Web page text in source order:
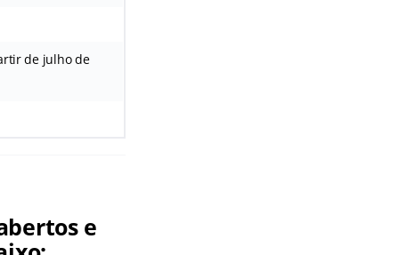
de julho de
e